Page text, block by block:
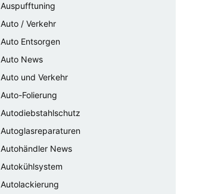
Auspufftuning
Auto / Verkehr
Auto Entsorgen
Auto News
Auto und Verkehr
Auto-Folierung
Autodiebstahlschutz
Autoglasreparaturen
Autohändler News
Autokühlsystem
Autolackierung